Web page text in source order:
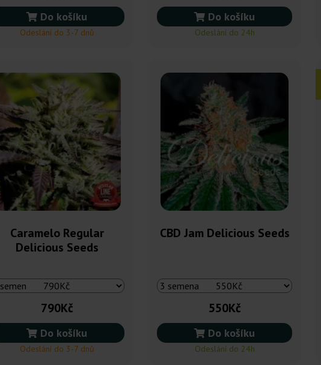
Do košíku
Odeslání do 3-7 dnů
Do košíku
Odeslání do 24h
Caramelo Regular
Delicious Seeds
790Kč
Do košíku
Odeslání do 3-7 dnů
CBD Jam Delicious Seeds
550Kč
Do košíku
Odeslání do 24h